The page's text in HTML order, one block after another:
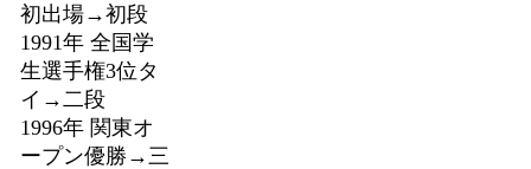
初出場→初段
1991年 全国学
生選手権3位タ
イ→二段
1996年 関東オ
ープン優勝→三